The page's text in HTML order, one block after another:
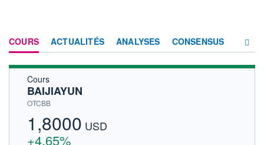
COURS ACTUALITÉS ANALYSES CONSENSUS
Cours
BAIJIAYUN
OTCBB
1,8000 USD
+4,65%